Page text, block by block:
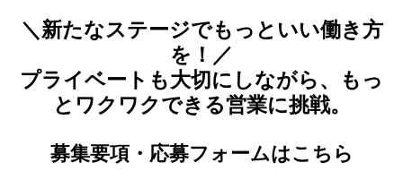
＼新たなステージでもっといい働き方
を！／
プライベートも大切にしながら、もっ
とワクワクできる営業に挑戦。
募集要項・応募フォームはこちら